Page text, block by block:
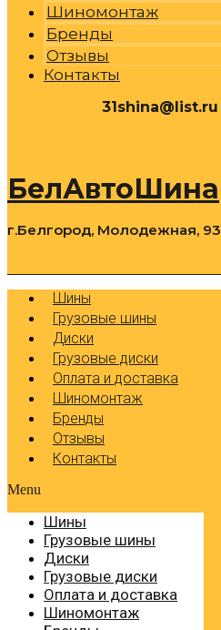
Шиномонтаж
Бренды
Отзывы
Контакты
31shina@list.ru
БелАвтоШина
г.Белгород, Молодежная, 93
Шины
Грузовые шины
Диски
Грузовые диски
Оплата и доставка
Шиномонтаж
Бренды
Отзывы
Контакты
Menu
Шины
Грузовые шины
Диски
Грузовые диски
Оплата и доставка
Шиномонтаж